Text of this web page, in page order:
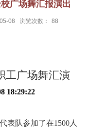
广场舞汇报演出
08 浏览次数： 88
工广场舞汇演
18:29:22
队参加了在1500人